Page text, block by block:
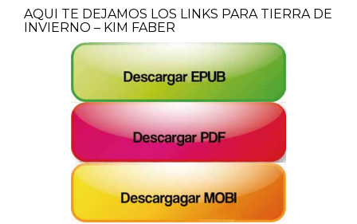
AQUI TE DEJAMOS LOS LINKS PARA TIERRA DE
INVIERNO – KIM FABER